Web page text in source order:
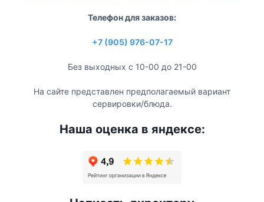
Телефон для заказов:
+7 (905) 976-07-17
Без выходных с 10-00 до 21-00
На сайте представлен предполагаемый вариант
сервировки/блюда.
Наша оценка в яндексе: